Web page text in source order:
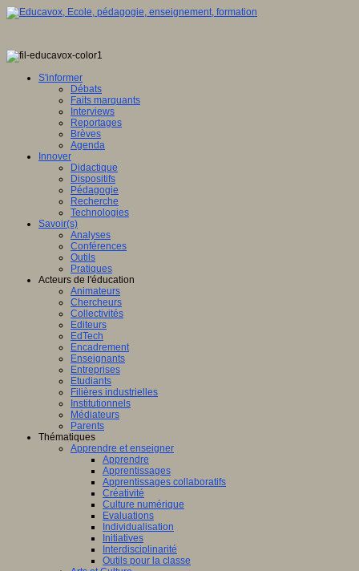
S'informer
Débats
Faits marquants
Interviews
Reportages
Brèves
Agenda
Innover
Didactique
Dispositifs
Pédagogie
Recherche
Technologies
Savoir(s)
Analyses
Conférences
Outils
Pratiques
Acteurs de l'éducation
Animateurs
Chercheurs
Collectivités
Editeurs
EdTech
Encadrement
Enseignants
Entreprises
Etudiants
Filières industrielles
Institutionnels
Médiateurs
Parents
Thématiques
Apprendre et enseigner
Apprendre
Apprentissages
Apprentissages collaboratifs
Créativité
Culture numérique
Evaluations
Individualisation
Initiatives
Interdisciplinarité
Outils pour la classe